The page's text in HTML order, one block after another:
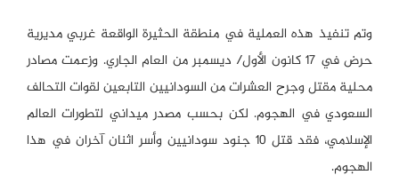
وتم تنفيذ هذه العملية في منطقة الحثيرة الواقعة غربي مديرية
حرض في 17 كانون الأول/ ديسمبر من العام الجاري. وزعمت مصادر
محلية مقتل وجرح العشرات من السودانيين التابعين لقوات التحالف
السعودي في الهجوم. لكن بحسب مصدر ميداني لتطورات العالم
الإسلامي، فقد قتل 10 جنود سودانيين وأسر اثنان آخران في هذا
الهجوم.